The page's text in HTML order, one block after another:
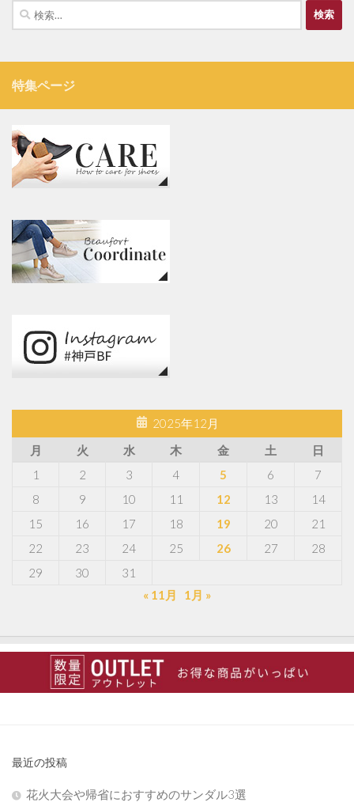
検
索:
特集ページ
2025年12月
月
火 水 木 金 土
日
1
2 3 4 5 6
7
8
9 10 11 12 13
14
15
16 17 18 19 20
21
22
23 24 25 26 27
28
29
30
31
« 11月
1月 »
最近の投稿
花火大会や帰省におすすめのサンダル3選